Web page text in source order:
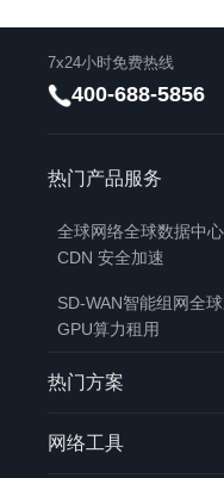
7x24小时免费热线
400-688-5856
热门产品服务
全球网络全球数据中心
CDN 安全加速
SD-WAN智能组网全
GPU算力租用
热门方案
网络工具